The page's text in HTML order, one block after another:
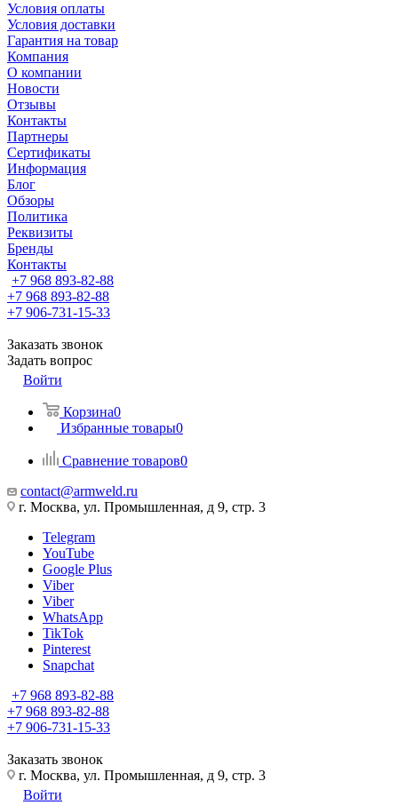
Условия оплаты
Условия доставки
Гарантия на товар
Компания
О компании
Новости
Отзывы
Контакты
Партнеры
Сертификаты
Информация
Блог
Обзоры
Политика
Реквизиты
Бренды
Контакты
+7 968 893-82-88
+7 968 893-82-88
+7 906-731-15-33
Заказать звонок
Задать вопрос
Войти
Корзина0
Избранные товары0
Сравнение товаров0
contact@armweld.ru
г. Москва, ул. Промышленная, д 9, стр. 3
Telegram
YouTube
Google Plus
Viber
Viber
WhatsApp
TikTok
Pinterest
Snapchat
+7 968 893-82-88
+7 968 893-82-88
+7 906-731-15-33
Заказать звонок
г. Москва, ул. Промышленная, д 9, стр. 3
Войти